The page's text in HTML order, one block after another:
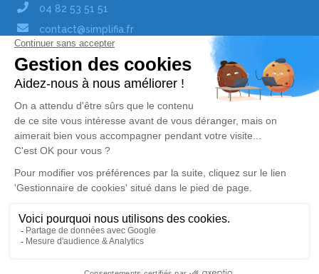
Alerte décès 80
04 82 53 51 51
contact@simplifia.fr
Réseaux sociaux
Liens utiles
Publier un avis de décès
Signaler un abus/une erreur
Consultez nos offres d'emploi
Politique de traitement des données